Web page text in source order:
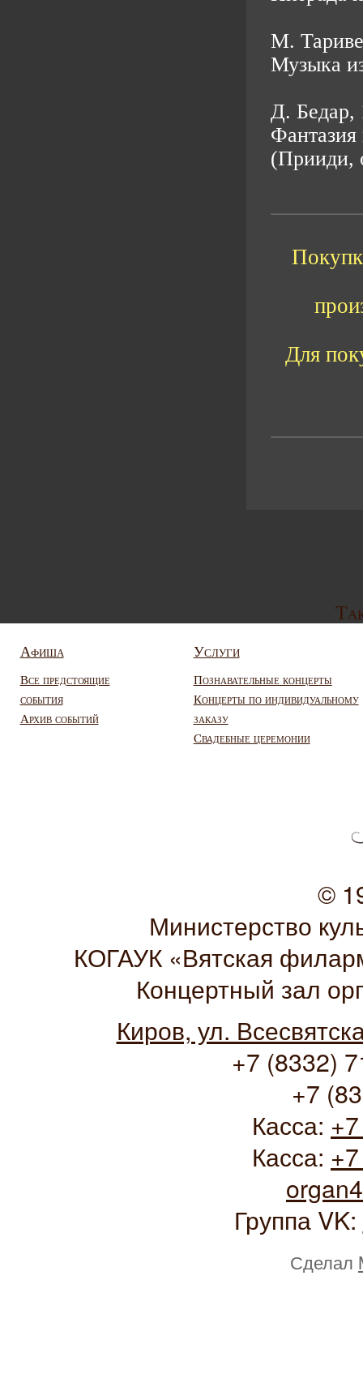
М.
Музыка
Д. Бедар,
Фантазия
(Прииди,
Для
Афиша
Все предстоящие
события
Архив событий
Услуги
Познавательные концерты
Концерты по индивидуальному
заказу
Свадебные церемонии
©
Министерство
КОГАУК «Вятская
Концертный зал
Киров, ул.
+7 (8332)
+7
Касса:
Касса:
Группа VK:
Сделал